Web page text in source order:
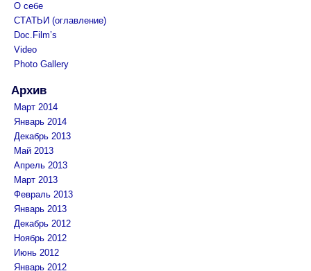
О себе
СТАТЬИ (оглавление)
Doc.Film’s
Video
Photo Gallery
Архив
Март 2014
Январь 2014
Декабрь 2013
Май 2013
Апрель 2013
Март 2013
Февраль 2013
Январь 2013
Декабрь 2012
Ноябрь 2012
Июнь 2012
Январь 2012